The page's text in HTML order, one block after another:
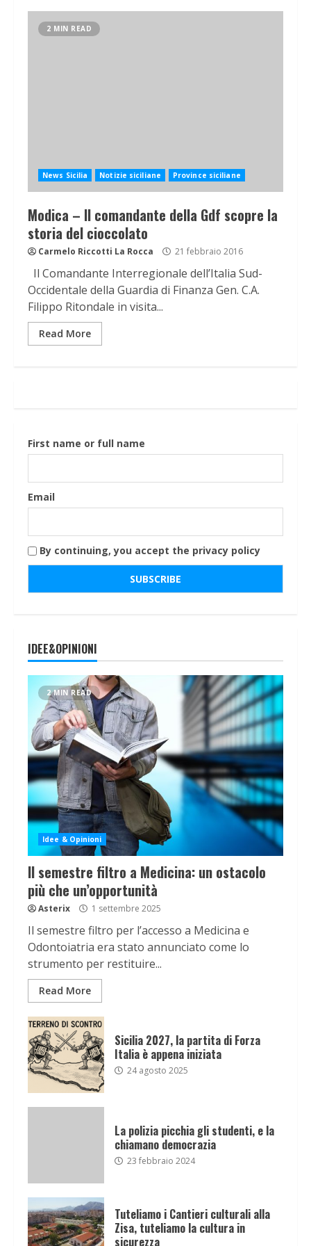
2 MIN READ
News Sicilia Notizie siciliane Province siciliane
Modica – Il comandante della Gdf scopre la
storia del cioccolato
Carmelo Riccotti La Rocca 21 febbraio 2016
Il Comandante Interregionale dell’Italia Sud-
Occidentale della Guardia di Finanza Gen. C.A.
Filippo Ritondale in visita...
Read More
First name or full name
Email
By continuing, you accept the privacy policy
IDEE&OPINIONI
2 MIN READ
Idee & Opinioni
Il semestre filtro a Medicina: un ostacolo
più che un’opportunità
Asterix 1 settembre 2025
Il semestre filtro per l’accesso a Medicina e
Odontoiatria era stato annunciato come lo
strumento per restituire...
Read More
Sicilia 2027, la partita di Forza
Italia è appena iniziata
24 agosto 2025
La polizia picchia gli studenti, e la
chiamano democrazia
23 febbraio 2024
Tuteliamo i Cantieri culturali alla
Zisa, tuteliamo la cultura in
sicurezza